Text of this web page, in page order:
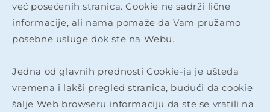
već posećenih stranica. Cookie ne sadrži lične
informacije, ali nama pomaže da Vam pružamo
posebne usluge dok ste na Webu.
​Jedna od glavnih prednosti Cookie-ja je ušteda
vremena i lakši pregled stranica, budući da cookie
šalje Web browseru informaciju da ste se vratili na